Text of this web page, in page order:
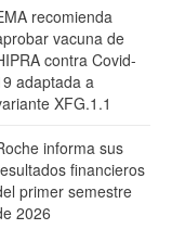
recomienda
vacuna de
contra Covid-
adaptada a
XFG.1.1
informa sus
financieros
primer semestre
2026